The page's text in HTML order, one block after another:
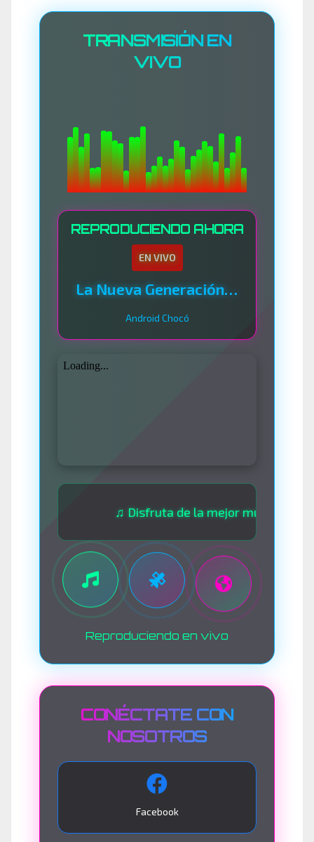
TRANSMISIÓN EN
VIVO
REPRODUCIENDO AHORA
EN VIVO
La Nueva Generación Del Sistema
Android Chocó
♫ Disfruta de la mejor música las 24
Reproduciendo en vivo
CONÉCTATE CON
NOSOTROS
Facebook